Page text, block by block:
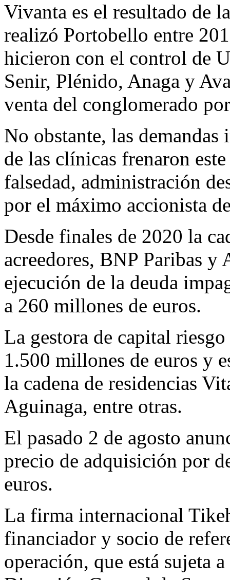
Vivanta es el resultado de
realizó Portobello entre
hicieron con el control de
Senir, Plénido, Anaga y
venta del conglomerado
No obstante, las
de las clínicas frenaron
falsedad, administración
por el máximo accionista
Desde finales de 2020 la
acreedores, BNP Paribas y
ejecución de la deuda
a 260 millones de euros.
La gestora de capital
1.500 millones de euros y
la cadena de residencias
Aguinaga, entre otras.
El pasado 2 de agosto
precio de adquisición por
euros.
La firma internacional
financiador y socio de
operación, que está sujeta